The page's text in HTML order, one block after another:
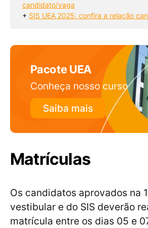
candidato/vaga
+ SIS UEA 2025: confira a relação
Pacote UEA
Conheça nosso curso
Saiba mais
Matrículas
Os candidatos aprovados na
vestibular e do SIS deverão
matrícula entre os dias 05 e